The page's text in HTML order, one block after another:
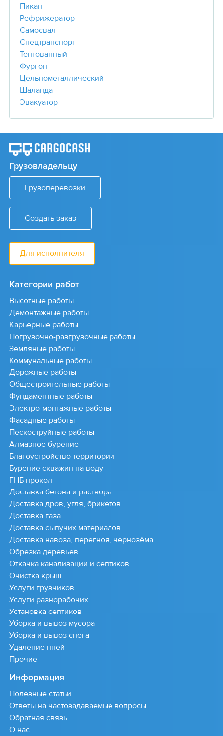
Пикап
Рефрижератор
Самосвал
Спецтранспорт
Тентованный
Фургон
Цельнометаллический
Шаланда
Эвакуатор
Грузовладельцу
Грузоперевозки
Создать заказ
Для исполнителя
Категории работ
Высотные работы
Демонтажные работы
Карьерные работы
Погрузочно-разгрузочные работы
Земляные работы
Коммунальные работы
Дорожные работы
Общестроительные работы
Фундаментные работы
Электро-монтажные работы
Фасадные работы
Пескоструйные работы
Алмазное бурение
Благоустройство территории
Бурение скважин на воду
ГНБ прокол
Доставка бетона и раствора
Доставка дров, угля, брикетов
Доставка газа
Доставка сыпучих материалов
Доставка навоза, перегноя, чернозёма
Обрезка деревьев
Откачка канализации и септиков
Очистка крыш
Услуги грузчиков
Услуги разнорабочих
Установка септиков
Уборка и вывоз мусора
Уборка и вывоз снега
Удаление пней
Прочие
Информация
Полезные статьи
Ответы на частозадаваемые вопросы
Обратная связь
О нас